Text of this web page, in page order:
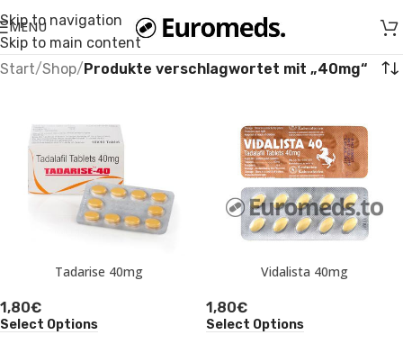
Skip to navigation
Skip to main content
MENU
Start/Shop/Produkte verschlagwortet mit „40mg“
Tadarise 40mg
1,80€
Select Options
Vidalista 40mg
1,80€
Select Options